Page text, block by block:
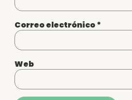
Correo electrónico*
Web